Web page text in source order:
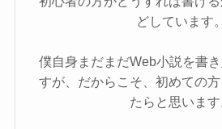
どしています。
僕自身まだまだWeb小説を書
すが、だからこそ、初めての
たらと思います